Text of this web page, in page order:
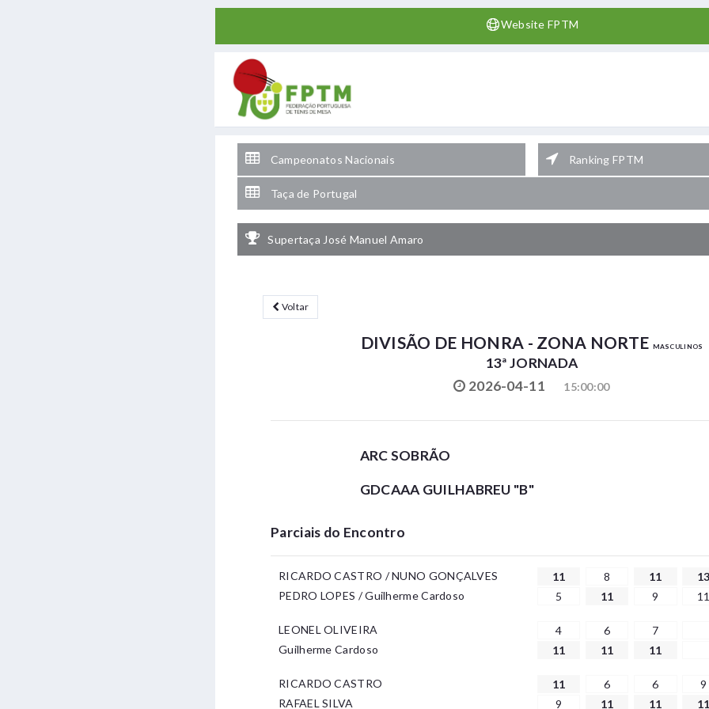
Website FPTM
Campeonatos Nacionais Ranking FPTM
Taça de Portugal
Supertaça José Manuel Amaro
Voltar
DIVISÃO DE HONRA - ZONA NORTE MASCULINOS
13ª JORNADA
2026-04-11
15:00:00
ARC SOBRÃO
GDCAAA GUILHABREU "B"
Parciais do Encontro
RICARDO CASTRO / NUNO GONÇALVES 11 8 11
13
PEDRO LOPES / Guilherme Cardoso
5 11 9 11
LEONEL OLIVEIRA 4 6
7
Guilherme Cardoso
11 11 11
RICARDO CASTRO 11 6 6
9
RAFAEL SILVA
9 11 11 11